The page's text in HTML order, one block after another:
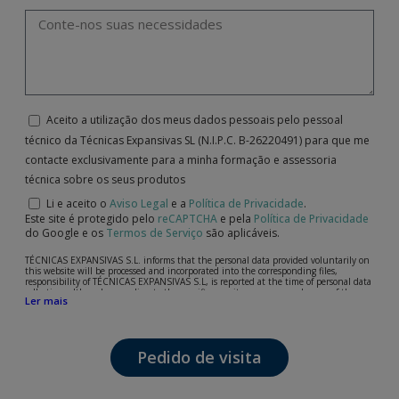
Aceito a utilização dos meus dados pessoais pelo pessoal
técnico da Técnicas Expansivas SL (N.I.P.C. B-26220491) para que me
contacte exclusivamente para a minha formação e assessoria
técnica sobre os seus produtos
Li e aceito o Aviso Legal e a Política de Privacidade.
Este site é protegido pelo reCAPTCHA e pela Política de Privacidade
do Google e os Termos de Serviço são aplicáveis.
TÉCNICAS EXPANSIVAS S.L. informs that the personal data provided voluntarily on
this website will be processed and incorporated into the corresponding files,
responsibility of TÉCNICAS EXPANSIVAS S.L, is reported at the time of personal data
collection, although, according to the specific case, its purpose may be any of the
following: attention to your referred request, complaint or question, established
The data in our files are strictly confidential and shall be treated with the utmost
confidentiality and shall comply with all the requirements provided for the General
Data Protection Regulation (GDPR) 2016.
Ler mais
Pedido de visita